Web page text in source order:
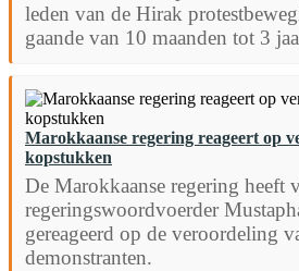
leden van de Hirak
gaande van 10 maanden tot 3
Marokkaanse regering reageert op
kopstukken
De Marokkaanse regering heeft
regeringswoordvoerder
gereageerd op de veroordeling
demonstranten.